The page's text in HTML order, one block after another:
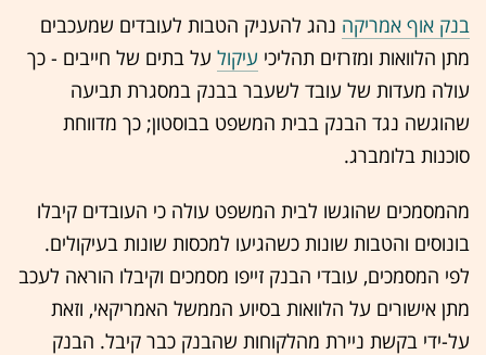
בנק אוף אמריקה נהג להעניק הטבות לעובדים שמעכבים
מתן הלוואות ומזרזים תהליכי עיקול על בתים של חייבים - כך
עולה מעדות של עובד לשעבר בבנק במסגרת תביעה
שהוגשה נגד הבנק בבית המשפט בבוסטון; כך מדווחת
סוכנות בלומברג.
מהמסמכים שהוגשו לבית המשפט עולה כי העובדים קיבלו
בונוסים והטבות שונות כשהגיעו למכסות שונות בעיקולים.
לפי המסמכים, עובדי הבנק זייפו מסמכים וקיבלו הוראה לעכב
מתן אישורים על הלוואות בסיוע הממשל האמריקאי, וזאת
על-ידי בקשת ניירת מהלקוחות שהבנק כבר קיבל. הבנק